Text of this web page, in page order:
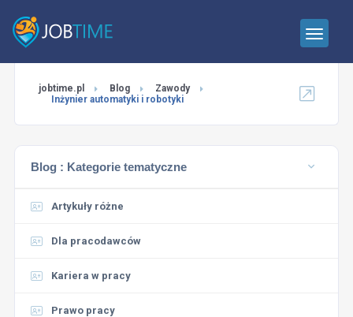
jobtime.pl Blog
Zawody
Inżynier automatyki i robotyki
Blog : Kategorie tematyczne
Artykuły różne
Dla pracodawców
Kariera w pracy
Prawo pracy